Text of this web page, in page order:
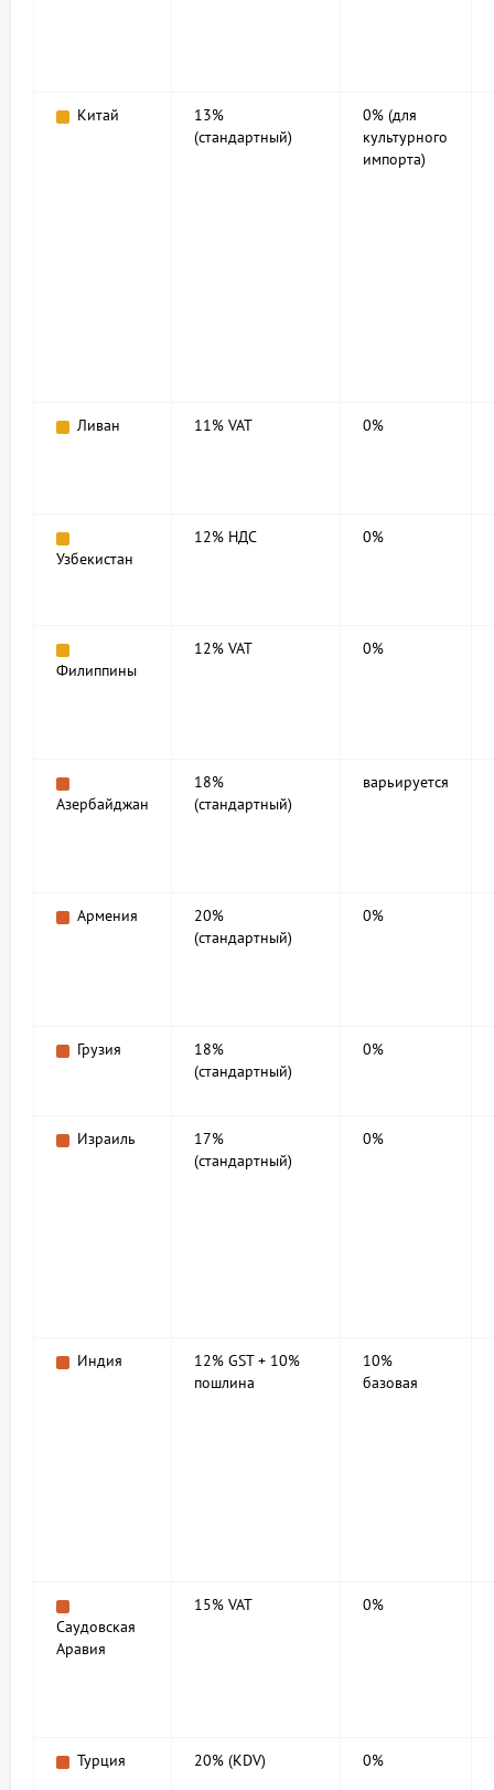
Китай
13%
(стандартный)
0% (для
культурного
импорта)
Ливан 11% VAT 0%
Узбекистан
12% НДС 0%
Филиппины
12% VAT 0%
Азербайджан
18%
(стандартный)
варьируется
Армения
20%
(стандартный)
0%
Грузия
18%
(стандартный)
0%
Израиль
17%
(стандартный)
0%
Индия
12% GST + 10%
пошлина
10%
базовая
Саудовская
Аравия
15% VAT 0%
Турция 20% (KDV) 0%